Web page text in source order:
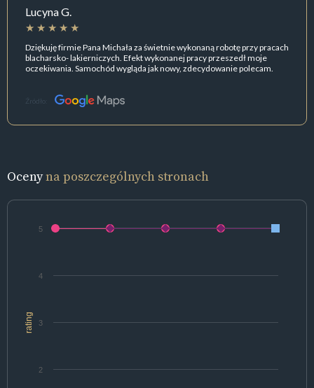
Lucyna G.
Dziękuję firmie Pana Michała za świetnie wykonaną robotę przy pracach
blacharsko- lakierniczych. Efekt wykonanej pracy przeszedł moje
oczekiwania. Samochód wygląda jak nowy, zdecydowanie polecam.
Źródło:
Ocenyna poszczególnych stronach
rating
2
3
4
5